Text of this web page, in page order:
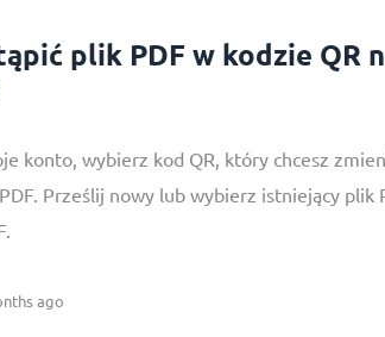
plik PDF w kodzie QR
konto, wybierz kod QR, który chcesz
Prześlij nowy lub wybierz istniejący plik
ago